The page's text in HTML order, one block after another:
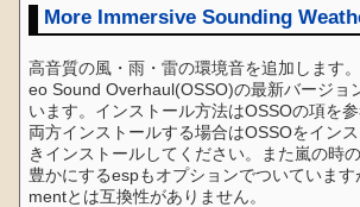
More Immersive Sounding
高音質の風・雨・雷の環境音を追加します
eo Sound Overhaul(OSSO)の最新バージョ
います。インストール方法はOSSOの項を参
両方インストールする場合はOSSOをイン
きインストールしてください。また嵐の時
豊かにするespもオプションでついていま
mentとは互換性がありません。